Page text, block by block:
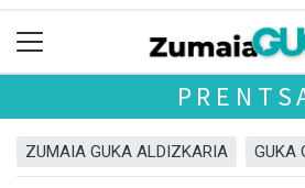
ZUMAIA GUKA ALDIZKARIA GUKA